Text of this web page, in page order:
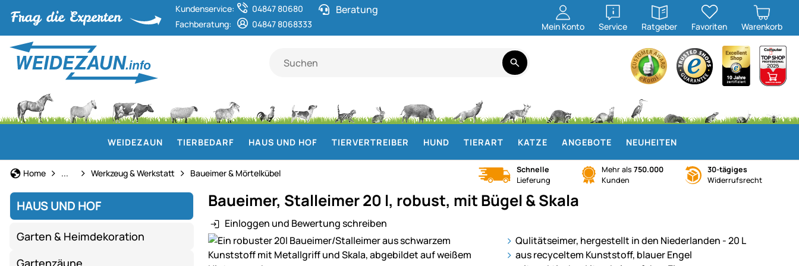
Kundenservice:
04847 80680
Fachberatung:
04847 8068333
Beratung
Mein Konto Service
öffnen
Ratgeber
öffnen
Favoriten Warenkorb
WEIDEZAUN TIERBEDARF HAUS UND HOF TIERVERTREIBER HUND TIERART KATZE ANGEBOTE NEUHEITEN
Home Haus und Hof
... Werkzeug & Werkstatt Baueimer & Mörtelkübel
Schnelle
Lieferung
Mehr als 750.000
Kunden
30-tägiges
Widerrufsrecht
HAUS UND HOF
Garten & Heimdekoration
Gartenzäune
Baueimer, Stalleimer 20 l, robust, mit Bügel & Skala
Einloggen und Bewertung schreiben
Produktgalerie
Qulitätseimer, hergestellt in den Niederlanden - 20 L
aus recyceltem Kunststoff, blauer Engel